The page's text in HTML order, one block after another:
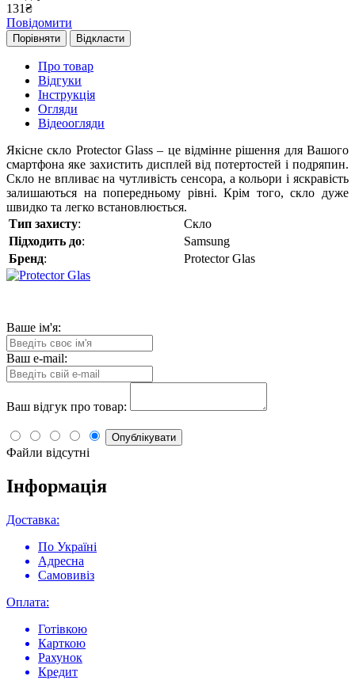
131₴
Повідомити
Порівняти Відкласти
Про товар
Відгуки
Інструкція
Огляди
Відеоогляди
Якісне скло Protector Glass – це відмінне рішення для Вашого
смартфона яке захистить дисплей від потертостей і подряпин.
Скло не впливає на чутливість сенсора, а кольори і яскравість
залишаються на попередньому рівні. Крім того, скло дуже
швидко та легко встановлюється.
Тип захисту:
Скло
Підходить до:
Samsung
Бренд: Protector Glas
Ваше ім'я:
Ваш e-mail:
Ваш відгук про товар:
Опублікувати
Файли відсутні
Інформація
Доставка:
По Україні
Адресна
Самовивіз
Оплата:
Готівкою
Карткою
Рахунок
Кредит